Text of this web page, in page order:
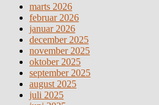
marts 2026
februar 2026
januar 2026
december 2025
november 2025
oktober 2025
september 2025
august 2025
juli 2025